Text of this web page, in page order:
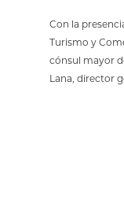
Con la
Turismo y
cónsul mayor
Lana, director